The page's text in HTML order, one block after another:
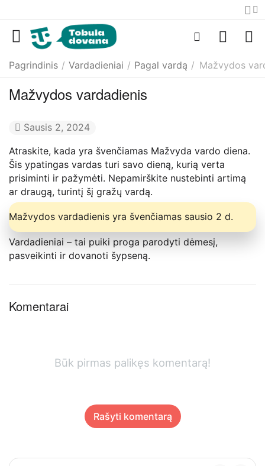
Pagrindinis / Vardadieniai / Pagal vardą / Mažvydos
Mažvydos vardadienis
Sausis 2, 2024
Atraskite, kada yra švenčiamas Mažvyda vardo diena.
Šis ypatingas vardas turi savo dieną, kurią verta
prisiminti ir pažymėti. Nepamirškite nustebinti artimą
ar draugą, turintį šį gražų vardą.
Mažvydos vardadienis yra švenčiamas sausio 2 d.
Vardadieniai – tai puiki proga parodyti dėmesį,
pasveikinti ir dovanoti šypseną.
Komentarai
Būk pirmas palikęs komentarą!
Rašyti komentarą